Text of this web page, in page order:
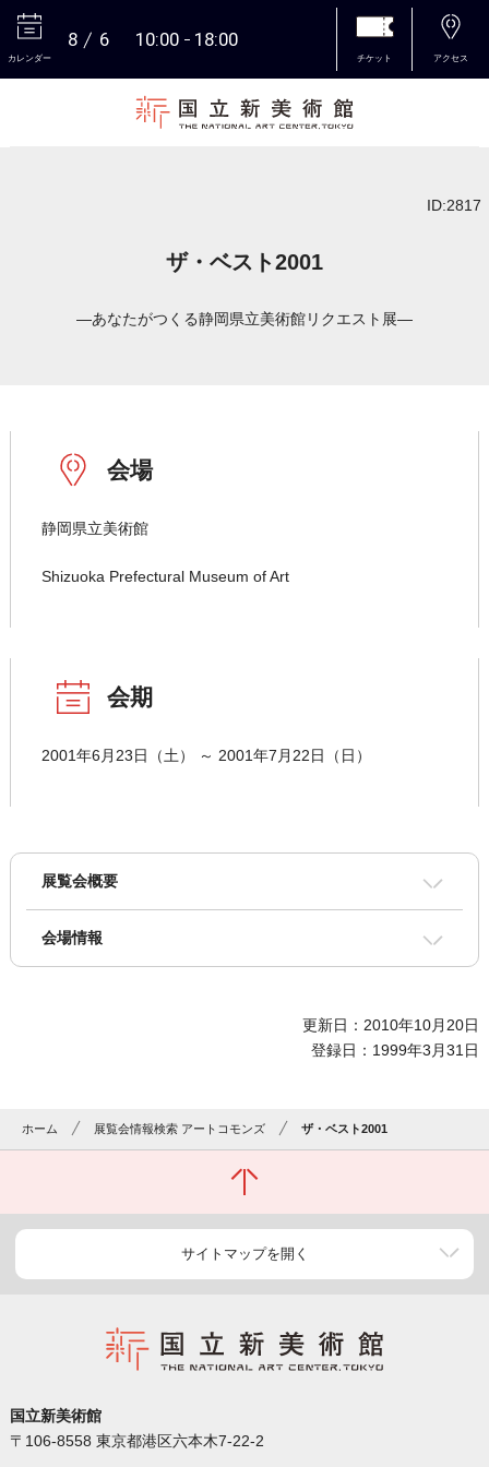
カレンダー
8 6 10:00 18:00
チケット アクセス
ID:2817
ザ・ベスト2001
―あなたがつくる静岡県立美術館リクエスト展―
会場
静岡県立美術館
Shizuoka Prefectural Museum of Art
会期
2001年6月23日（土） ～ 2001年7月22日（日）
展覧会概要
会場情報
更新日：2010年10月20日
登録日：1999年3月31日
ホーム 展覧会情報検索 アートコモンズ ザ・ベスト2001
サイトマップを開く
国立新美術館
〒106-8558 東京都港区六本木7-22-2